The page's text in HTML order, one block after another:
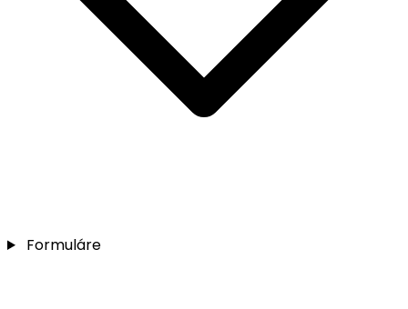
Formuláre